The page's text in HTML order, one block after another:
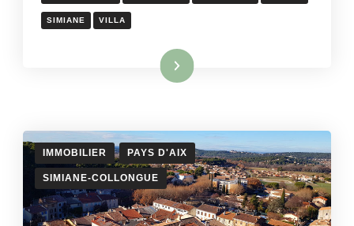
SIMIANE VILLA
Lire la suite
IMMOBILIER PAYS D'AIX
SIMIANE-COLLONGUE